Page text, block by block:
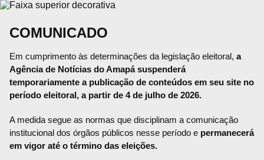
COMUNICADO
Em cumprimento às determinações da legislação eleitoral, a
Agência de Notícias do Amapá suspenderá
temporariamente a publicação de conteúdos em seu site no
período eleitoral, a partir de 4 de julho de 2026.
A medida segue as normas que disciplinam a comunicação
institucional dos órgãos públicos nesse período e permanecerá
em vigor até o término das eleições.